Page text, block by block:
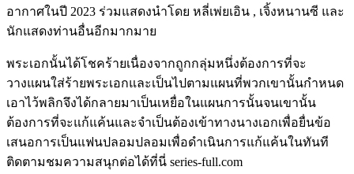
อากาศในปี 2023 ร่วมแสดงนำโดย หลี่เพ่ยเอิน , เจิ้งหนานซี และ
นักแสดงท่านอื่นอีกมากมาย
พระเอกนั้นได้โชคร้ายเนื่องจากถูกกลุ่มหนึ่งต้องการที่จะ
วางแผนใส่ร้ายพระเอกและเป็นไปตามแผนที่พวกเขานั้นกำหนด
เอาไว้พลิกจึงได้กลายมาเป็นเหยื่อในแผนการนั้นจนเขานั้น
ต้องการที่จะแก้แค้นและจำเป็นต้องเข้าทางนางเอกเพื่อยื่นข้อ
เสนอการเป็นแฟนปลอมปลอมเพื่อดำเนินการแก้แค้นในทันที
ติดตามชมความสนุกต่อได้ที่นี่ series-full.com